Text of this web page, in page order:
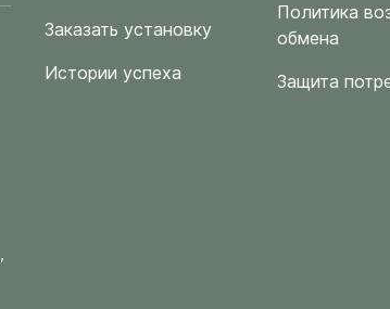
Заказать установку
Истории успеха
Политика
обмена
Защита